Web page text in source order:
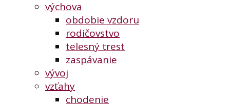
výchova
obdobie vzdoru
rodičovstvo
telesný trest
zaspávanie
vývoj
vzťahy
chodenie